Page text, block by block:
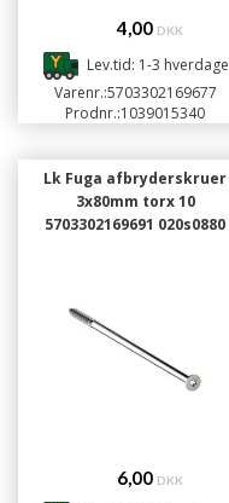
4,00 DKK
Lev.tid: 1-3 hverdage
Varenr.:5703302169677
Prodnr.:1039015340
Lk Fuga afbryderskruer
3x80mm torx 10
5703302169691 020s0880
6,00 DKK